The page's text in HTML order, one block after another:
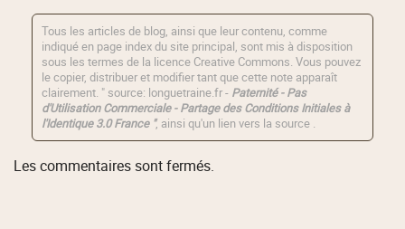
Tous les articles de blog, ainsi que leur contenu, comme
indiqué en page index du site principal, sont mis à disposition
sous les termes de la licence Creative Commons. Vous pouvez
le copier, distribuer et modifier tant que cette note apparaît
clairement. " source: longuetraine.fr - Paternité - Pas
d'Utilisation Commerciale - Partage des Conditions Initiales à
l'Identique 3.0 France ", ainsi qu'un lien vers la source .
Les commentaires sont fermés.